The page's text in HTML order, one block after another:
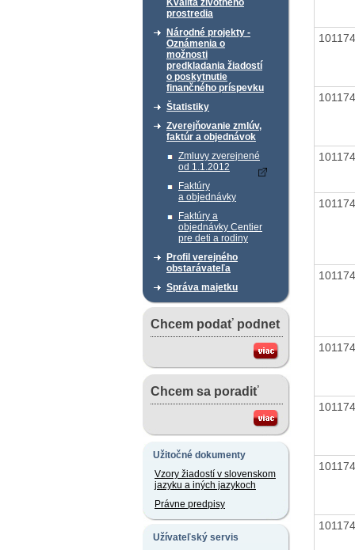
Kvalita životného
prostredia
Národné projekty -
Oznámenia o
možnosti
predkladania žiadostí
o poskytnutie
finančného príspevku
Štatistiky
Zverejňovanie zmlúv,
faktúr a objednávok
Zmluvy zverejnené
od 1.1.2012
Faktúry
a objednávky
Faktúry a
objednávky Centier
pre deti a rodiny
Profil verejného
obstarávateľa
Správa majetku
Chcem podať podnet
Chcem sa poradiť
Užitočné dokumenty
Vzory žiadostí v slovenskom
jazyku a iných jazykoch
Právne predpisy
Užívateľský servis